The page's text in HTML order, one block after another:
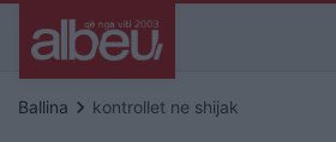
Ballina keyboard_arrow_right kontrollet ne shijak